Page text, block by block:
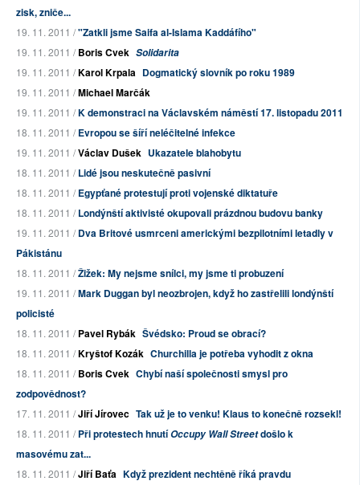
zisk, zniče...
19. 11. 2011 /"Zatkli jsme Saifa al-Islama Kaddáfího"
19. 11. 2011 /Boris Cvek Solidarita
19. 11. 2011 /Karol Krpala Dogmatický slovník po roku 1989
19. 11. 2011 /Michael Marčák
19. 11. 2011 /K demonstraci na Václavském náměstí 17. listopadu 2011
18. 11. 2011 /Evropou se šíří neléčitelné infekce
19. 11. 2011 /Václav Dušek Ukazatele blahobytu
18. 11. 2011 /Lidé jsou neskutečně pasivní
18. 11. 2011 /Egypťané protestují proti vojenské diktatuře
18. 11. 2011 /Londýnští aktivisté okupovali prázdnou budovu banky
19. 11. 2011 /Dva Britové usmrceni americkými bezpilotními letadly v
Pákistánu
18. 11. 2011 /Žižek: My nejsme snílci, my jsme ti probuzení
19. 11. 2011 /Mark Duggan byl neozbrojen, když ho zastřelili londýnští
policisté
18. 11. 2011 /Pavel Rybák Švédsko: Proud se obrací?
18. 11. 2011 /Kryštof Kozák Churchilla je potřeba vyhodit z okna
18. 11. 2011 /Boris Cvek Chybí naší společnosti smysl pro
zodpovědnost?
17. 11. 2011 /Jiří Jírovec Tak už je to venku! Klaus to konečně rozsekl!
18. 11. 2011 /Při protestech hnutíOccupy Wall Streetdošlo k
masovému zat...
18. 11. 2011 /Jiří Baťa Když prezident nechtěně říká pravdu